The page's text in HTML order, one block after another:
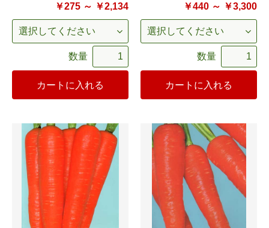
￥275 ～ ￥2,134
数量
カートに入れる
￥440 ～ ￥3,300
数量
カートに入れる